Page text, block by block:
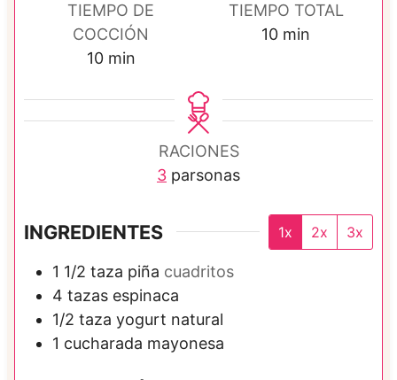
TIEMPO DE
COCCIÓN
10m
n
min
TIEMPO TOTAL
10m
u
min
RACIONES
3 parsonas
INGREDIENTES 1x 2x 3x
1 1/2 taza piña cuadritos
4 tazas espinaca
1/2 taza yogurt natural
1 cucharada mayonesa